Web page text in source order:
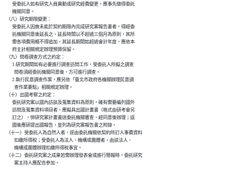
          受委託人如有研究人員異動或研究經費變更，應事先徵得委託
          機關同意。
    （八）研究期限變更：
          受委託人因故未能於契約期限內完成研究案報告書者，得經委
          託機關同意後延長之，延長時間以不超過三個月為原則，其所
          需各項費用概不得追加。其延長期間如超過會計年度，應依本
          府主計相關規定辦理預算保留。
    （九）問卷調查方式之約定：
          1.研究期間如有必要進行調查訪問工作，受委託人所擬之調查
            問卷須經委託機關同意後，方可進行調查。
          2.執行民意調查作業，應另依「臺北市政府各機關辦理民意調
            查作業要點」相關規定辦理。
    （十）出國考察之約定：
          委託研究案以國內訪談及蒐集資料為原則，確有需要編列國外
          訪問及蒐集資料項目者，應擬具出國計畫書（格式由研考會另
          訂之），併研究案計畫書送委託機關審查，經同意後辦理；返
          國後應研提出國報告，並列為研究案報告書之附錄。
    （十一）受委託人為自然人者，逕由委託機關依契約所訂人事費資料
            扣繳所得稅；受委託人為法人、機構或團體者，由該法人、
            機構或團體辦理扣繳所得稅事宜。
    （十二）委託研究案之成果若需辦理發表會或進行簡報時，委託研究